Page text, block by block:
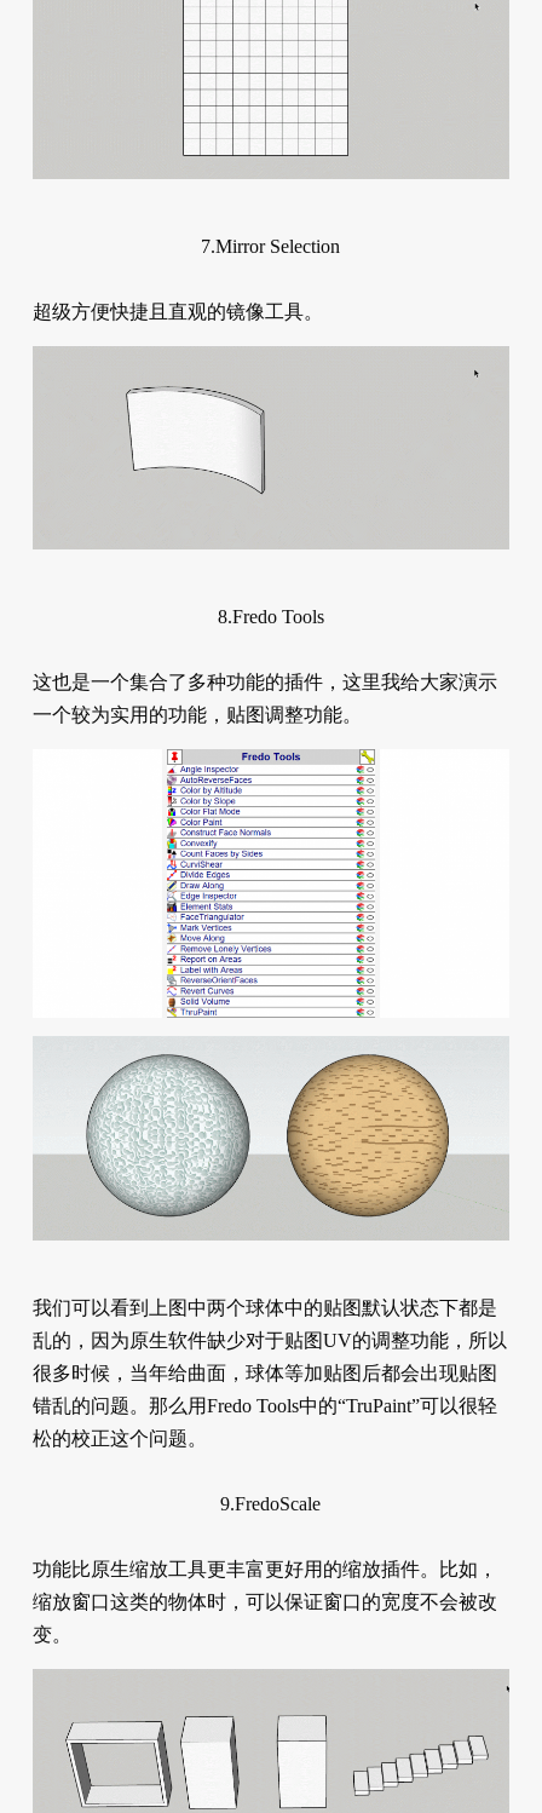
7.Mirror Selection
超级方便快捷且直观的镜像工具。
8.Fredo Tools
这也是一个集合了多种功能的插件，这里我给大家演示
一个较为实用的功能，贴图调整功能。
我们可以看到上图中两个球体中的贴图默认状态下都是
乱的，因为原生软件缺少对于贴图UV的调整功能，所以
很多时候，当年给曲面，球体等加贴图后都会出现贴图
错乱的问题。那么用Fredo Tools中的“TruPaint”可以很轻
松的校正这个问题。
9.FredoScale
功能比原生缩放工具更丰富更好用的缩放插件。比如，
缩放窗口这类的物体时，可以保证窗口的宽度不会被改
变。